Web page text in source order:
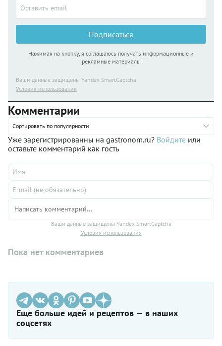
Подписаться
Нажимая на кнопку, я соглашаюсь получать информационные и
рекламные материалы
Ваши данные защищены Yandex SmartCaptcha
Условия использования
Комментарии
Сортировать по популярности
Уже зарегистрированны на gastronom.ru? Войдите или
оставьте комментарий как гость
Ваши данные защищены Yandex SmartCaptcha
Условия использования
Пока нет комментариев
Еще больше идей и рецептов — в наших
соцсетях